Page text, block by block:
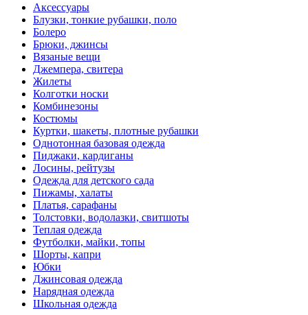
Аксессуары
Блузки, тонкие рубашки, поло
Болеро
Брюки, джинсы
Вязаные вещи
Джемпера, свитера
Жилеты
Колготки носки
Комбинезоны
Костюмы
Куртки, шакеты, плотные рубашки
Однотонная базовая одежда
Пиджаки, кардиганы
Лосины, рейтузы
Одежда для детского сада
Пижамы, халаты
Платья, сарафаны
Толстовки, водолазки, свитшоты
Теплая одежда
Футболки, майки, топы
Шорты, капри
Юбки
Джинсовая одежда
Нарядная одежда
Школьная одежда